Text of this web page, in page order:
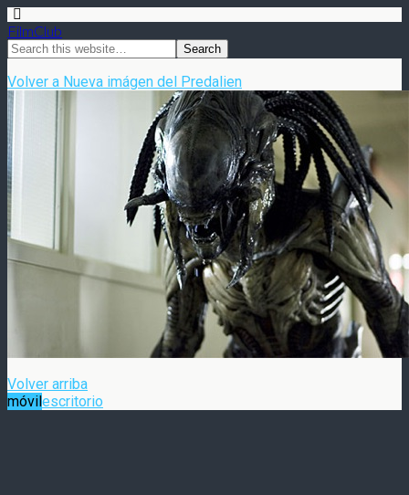
FilmClub
Volver a Nueva imágen del Predalien
Volver arriba
móvilescritorio